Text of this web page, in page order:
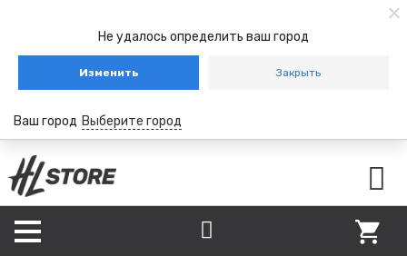
Не удалось определить ваш город
Изменить Закрыть
Ваш город Выберите город